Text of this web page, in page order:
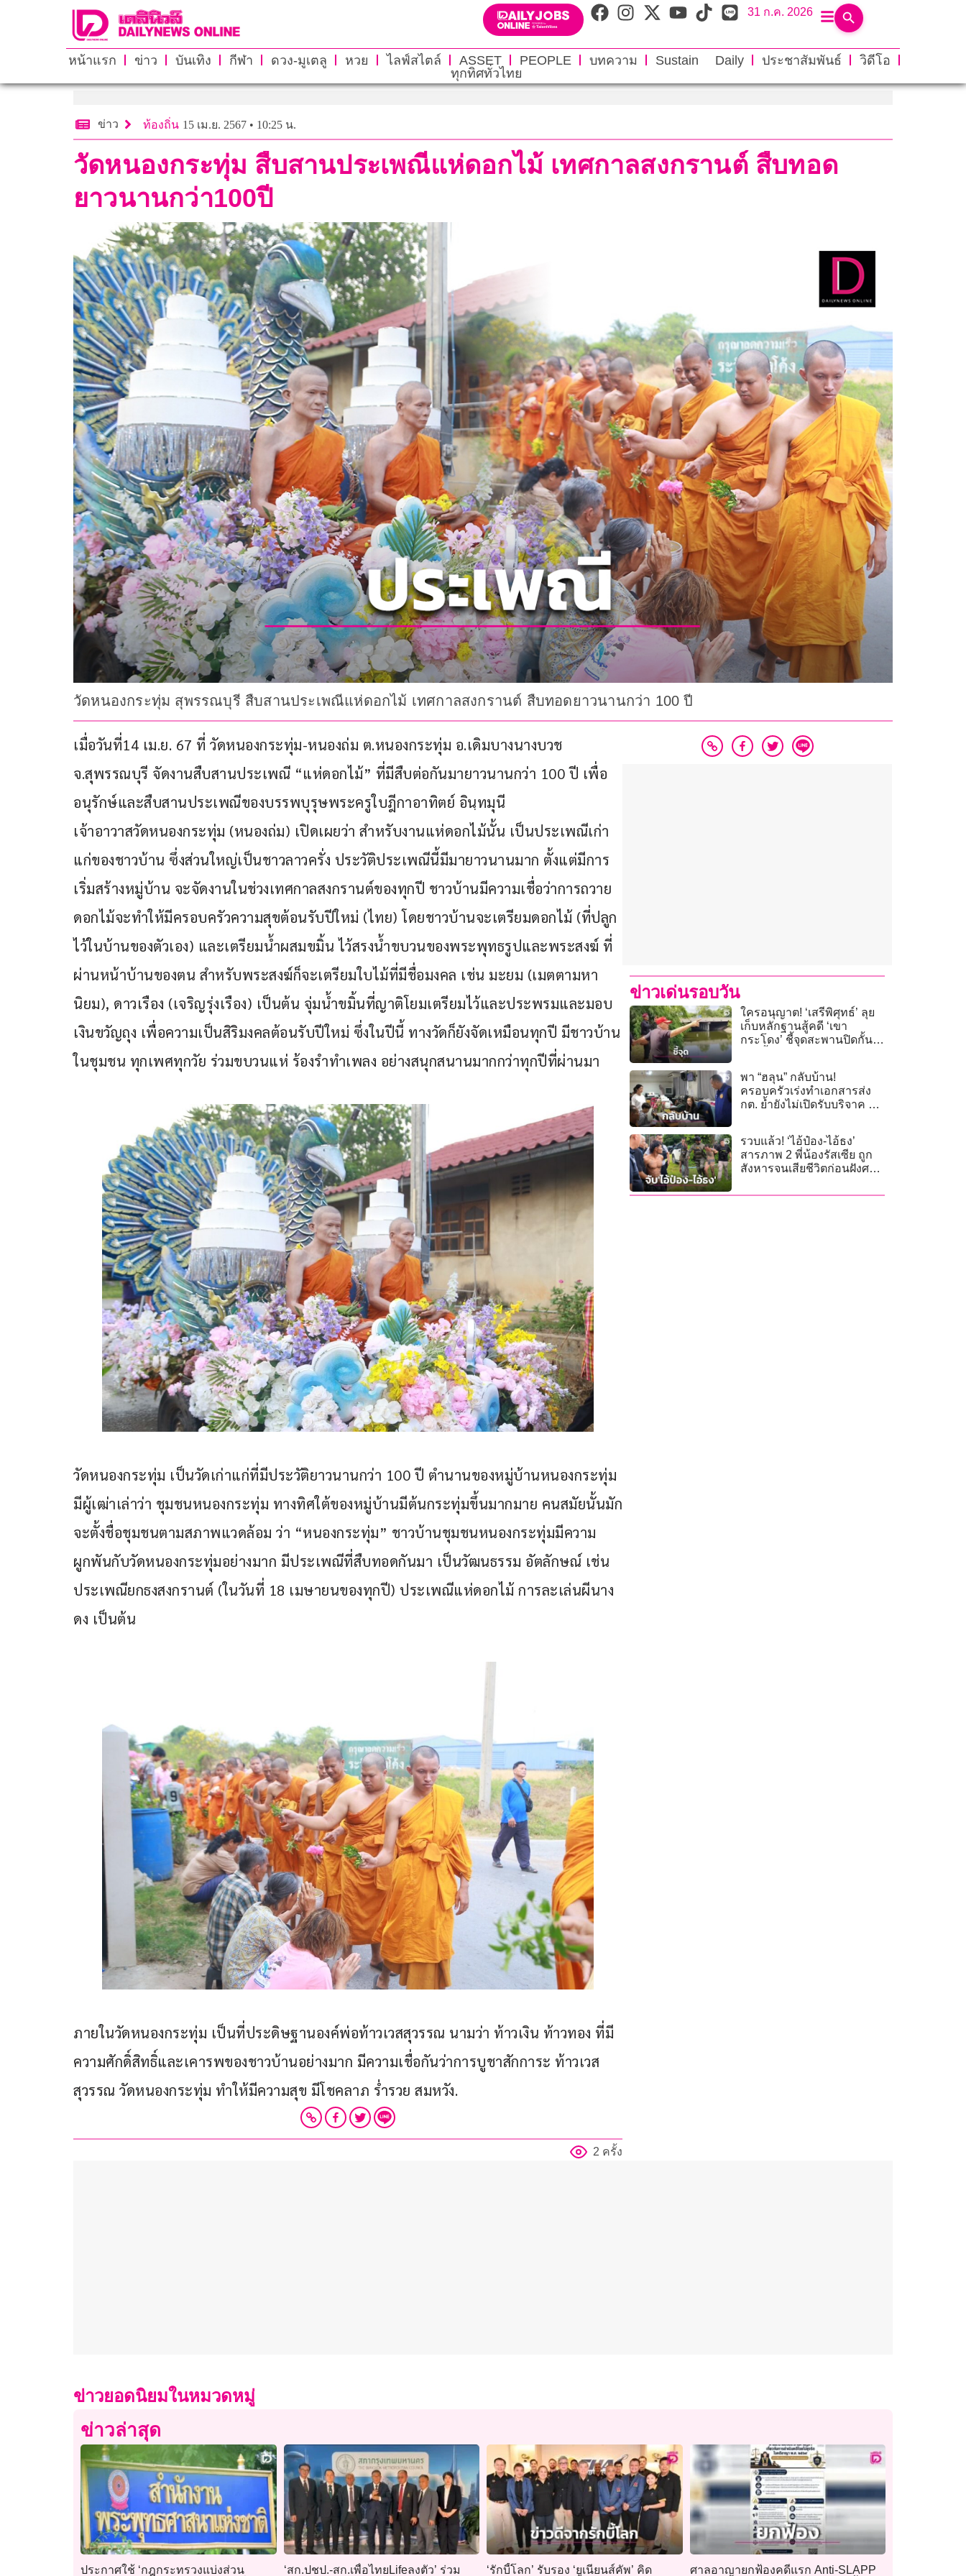
31 ก.ค. 2026
หน้าแรก ข่าว บันเทิง กีฬา ดวง-มูเตลู หวย ไลฟ์สไตล์ ASSET PEOPLE บทความ Sustain Daily ประชาสัมพันธ์
วิดีโอ
ทุกทิศทั่วไทย
ข่าว ท้องถิ่น 15 เม.ย. 2567 • 10:25 น.
วัดหนองกระทุ่ม สืบสานประเพณีแห่ดอกไม้ เทศกาลสงกรานต์ สืบทอด
ยาวนานกว่า100ปี
วัดหนองกระทุ่ม สุพรรณบุรี สืบสานประเพณีแห่ดอกไม้ เทศกาลสงกรานต์ สืบทอดยาวนานกว่า 100 ปี
เมื่อวันที่14 เม.ย. 67 ที่ วัดหนองกระทุ่ม-หนองถ่ม ต.หนองกระทุ่ม อ.เดิมบางนางบวช
จ.สุพรรณบุรี จัดงานสืบสานประเพณี “แห่ดอกไม้” ที่มีสืบต่อกันมายาวนานกว่า 100 ปี เพื่อ
อนุรักษ์และสืบสานประเพณีของบรรพบุรุษพระครูใบฎีกาอาทิตย์ อินฺทมุนี
เจ้าอาวาสวัดหนองกระทุ่ม (หนองถ่ม) เปิดเผยว่า สำหรับงานแห่ดอกไม้นั้น เป็นประเพณีเก่า
แก่ของชาวบ้าน ซึ่งส่วนใหญ่เป็นชาวลาวครั่ง ประวัติประเพณีนี้มีมายาวนานมาก ตั้งแต่มีการ
เริ่มสร้างหมู่บ้าน จะจัดงานในช่วงเทศกาลสงกรานต์ของทุกปี ชาวบ้านมีความเชื่อว่าการถวาย
ดอกไม้จะทำให้มีครอบครัวความสุขต้อนรับปีใหม่ (ไทย) โดยชาวบ้านจะเตรียมดอกไม้ (ที่ปลูก
ไว้ในบ้านของตัวเอง) และเตรียมน้ำผสมขมิ้น ไว้สรงน้ำขบวนของพระพุทธรูปและพระสงฆ์ ที่
ผ่านหน้าบ้านของตน สำหรับพระสงฆ์ก็จะเตรียมใบไม้ที่มีชื่อมงคล เช่น มะยม (เมตตามหา
นิยม), ดาวเรือง (เจริญรุ่งเรือง) เป็นต้น จุ่มน้ำขมิ้นที่ญาติโยมเตรียมไว้และประพรมและมอบ
เงินขวัญถุง เพื่อความเป็นสิริมงคลต้อนรับปีใหม่ ซึ่งในปีนี้ ทางวัดก็ยังจัดเหมือนทุกปี มีชาวบ้าน
ในชุมชน ทุกเพศทุกวัย ร่วมขบวนแห่ ร้องรำทำเพลง อย่างสนุกสนานมากกว่าทุกปีที่ผ่านมา
วัดหนองกระทุ่ม เป็นวัดเก่าแก่ที่มีประวัติยาวนานกว่า 100 ปี ตำนานของหมู่บ้านหนองกระทุ่ม
มีผู้เฒ่าเล่าว่า ชุมชนหนองกระทุ่ม ทางทิศใต้ของหมู่บ้านมีต้นกระทุ่มขึ้นมากมาย คนสมัยนั้นมัก
จะตั้งชื่อชุมชนตามสภาพแวดล้อม ว่า “หนองกระทุ่ม” ชาวบ้านชุมชนหนองกระทุ่มมีความ
ผูกพันกับวัดหนองกระทุ่มอย่างมาก มีประเพณีที่สืบทอดกันมา เป็นวัฒนธรรม อัตลักษณ์ เช่น
ประเพณียกธงสงกรานต์ (ในวันที่ 18 เมษายนของทุกปี) ประเพณีแห่ดอกไม้ การละเล่นผีนาง
ดง เป็นต้น
ภายในวัดหนองกระทุ่ม เป็นที่ประดิษฐานองค์พ่อท้าวเวสสุวรรณ นามว่า ท้าวเงิน ท้าวทอง ที่มี
ความศักดิ์สิทธิ์และเคารพของชาวบ้านอย่างมาก มีความเชื่อกันว่าการบูชาสักการะ ท้าวเวส
สุวรรณ วัดหนองกระทุ่ม ทำให้มีความสุข มีโชคลาภ ร่ำรวย สมหวัง.
2 ครั้ง
ข่าวเด่นรอบวัน
ใครอนุญาต! ‘เสรีพิศุทธ์’ ลุย
เก็บหลักฐานสู้คดี ‘เขา
กระโดง’ ชี้จุดสะพานปิดกั้น
พา “ฮลุน” กลับบ้าน!
ครอบครัวเร่งทำเอกสารส่ง
กต. ย้ำยังไม่เปิดรับบริจาค ขอ
รวบแล้ว! ‘ไอ้ป๋อง-ไอ้ธง’
สารภาพ 2 พี่น้องรัสเซีย ถูก
สังหารจนเสียชีวิตก่อนฝังศพ
ข่าวยอดนิยมในหมวดหมู่
ข่าวล่าสุด
ประกาศใช้ ‘กฎกระทรวงแบ่งส่วน ‘สก.ปชป.-สก.เพื่อไทยLifeลงตัว’ ร่วม ‘รักบี้โลก’ รับรอง ‘ยูเนียนส์คัพ’ คิด ศาลอาญายกฟ้องคดีแรก Anti-SLAPP